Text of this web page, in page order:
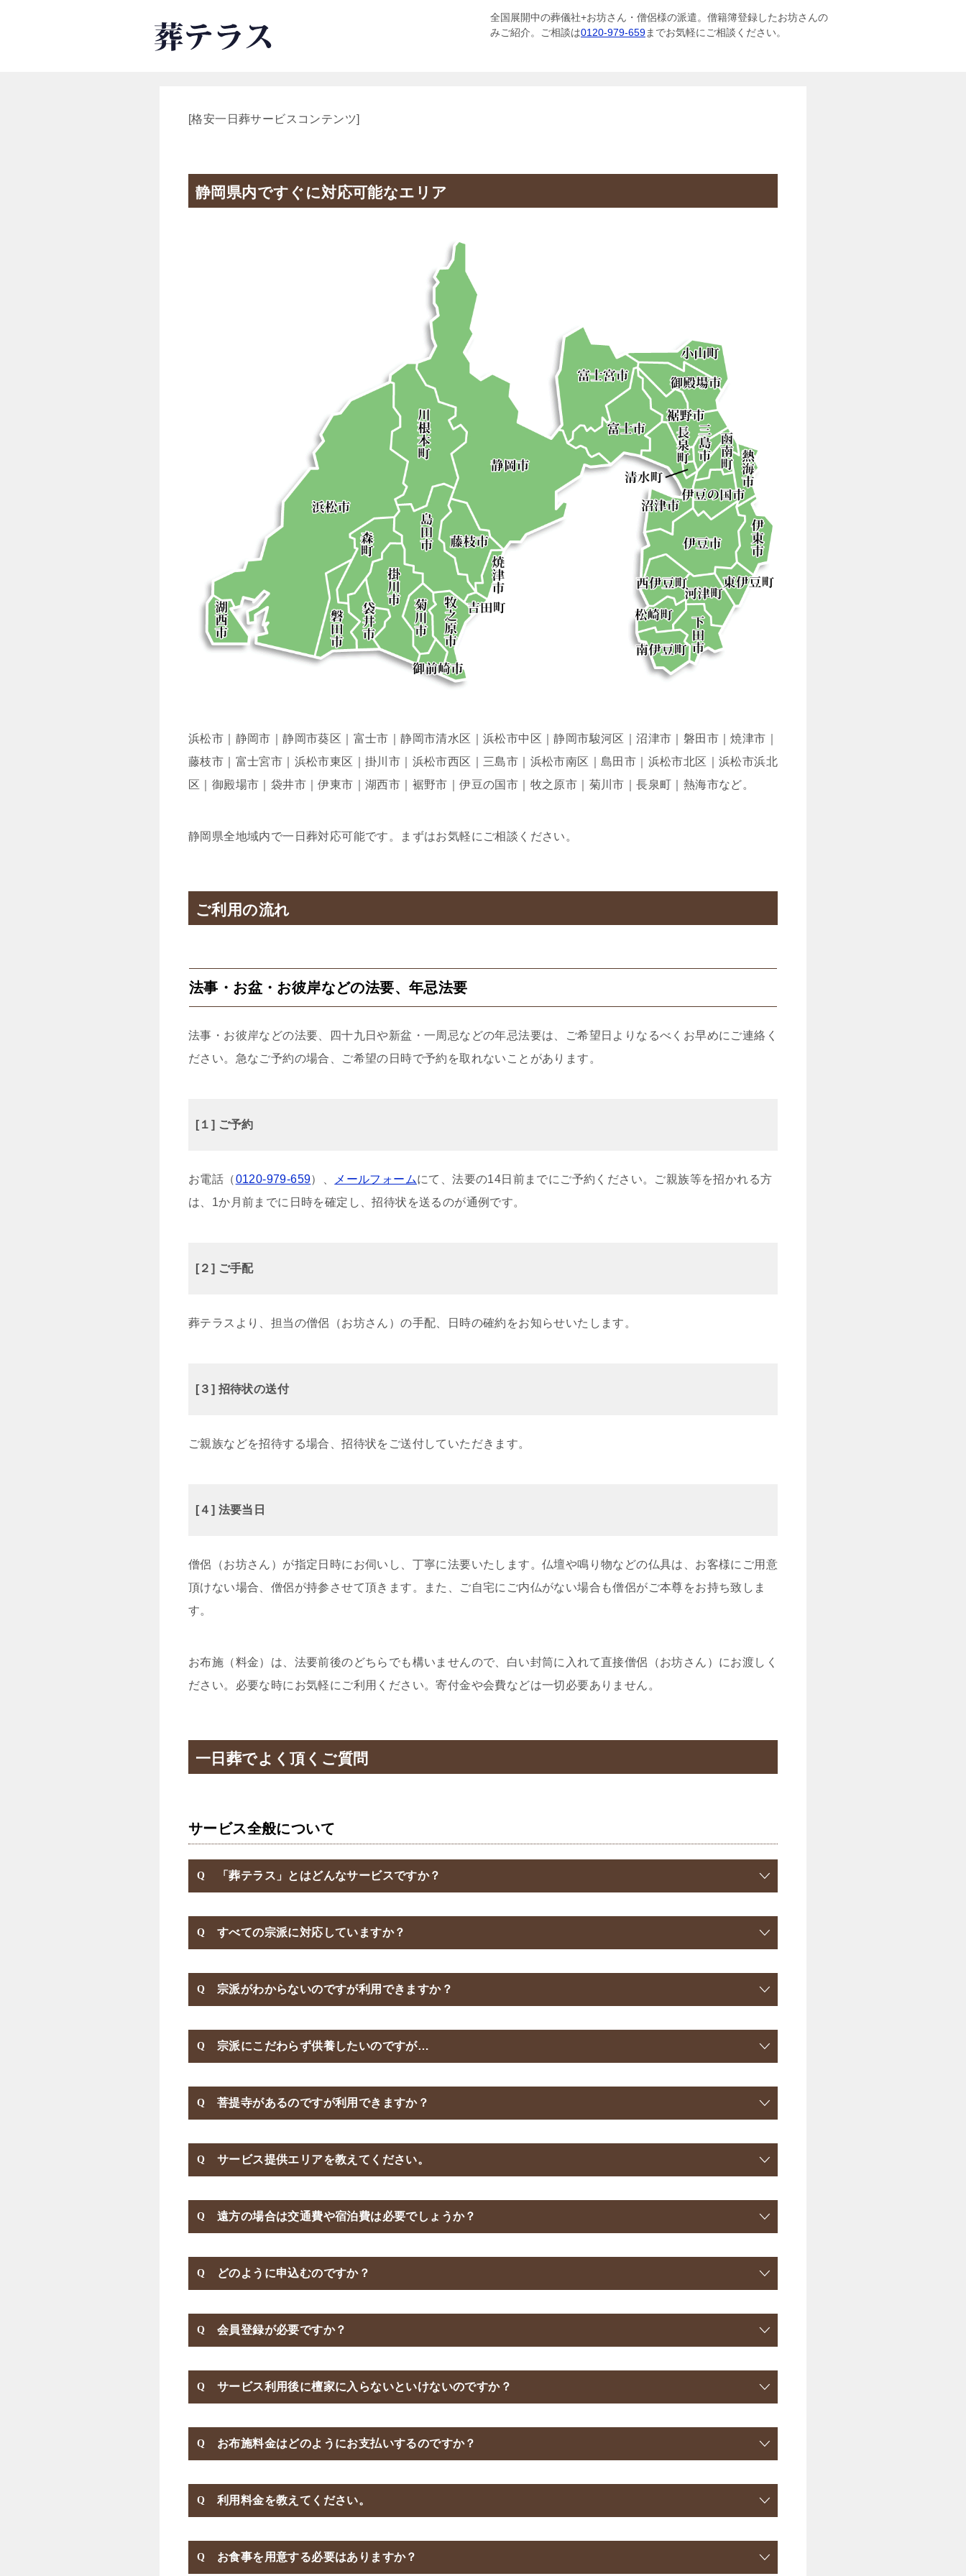
全国展開中の葬儀社+お坊さん・僧侶様の派遣。僧籍簿登録したお坊さんの
みご紹介。ご相談は0120-979-659までお気軽にご相談ください。
[格安一日葬サービスコンテンツ]
静岡県内ですぐに対応可能なエリア
浜松市｜静岡市｜静岡市葵区｜富士市｜静岡市清水区｜浜松市中区｜静岡市駿河区｜沼津市｜磐田市｜焼津市｜
藤枝市｜富士宮市｜浜松市東区｜掛川市｜浜松市西区｜三島市｜浜松市南区｜島田市｜浜松市北区｜浜松市浜北
区｜御殿場市｜袋井市｜伊東市｜湖西市｜裾野市｜伊豆の国市｜牧之原市｜菊川市｜長泉町｜熱海市など。
静岡県全地域内で一日葬対応可能です。まずはお気軽にご相談ください。
ご利用の流れ
法事・お盆・お彼岸などの法要、年忌法要
法事・お彼岸などの法要、四十九日や新盆・一周忌などの年忌法要は、ご希望日よりなるべくお早めにご連絡く
ださい。急なご予約の場合、ご希望の日時で予約を取れないことがあります。
[１] ご予約
お電話（0120-979-659）、 メールフォームにて、法要の14日前までにご予約ください。ご親族等を招かれる方
は、1か月前までに日時を確定し、招待状を送るのが通例です。
[２] ご手配
葬テラスより、担当の僧侶（お坊さん）の手配、日時の確約をお知らせいたします。
[３] 招待状の送付
ご親族などを招待する場合、招待状をご送付していただきます。
[４] 法要当日
僧侶（お坊さん）が指定日時にお伺いし、丁寧に法要いたします。仏壇や鳴り物などの仏具は、お客様にご用意
頂けない場合、僧侶が持参させて頂きます。また、ご自宅にご内仏がない場合も僧侶がご本尊をお持ち致しま
す。
お布施（料金）は、法要前後のどちらでも構いませんので、白い封筒に入れて直接僧侶（お坊さん）にお渡しく
ださい。必要な時にお気軽にご利用ください。寄付金や会費などは一切必要ありません。
一日葬でよく頂くご質問
サービス全般について
「葬テラス」とはどんなサービスですか？
すべての宗派に対応していますか？
宗派がわからないのですが利用できますか？
宗派にこだわらず供養したいのですが…
菩提寺があるのですが利用できますか？
サービス提供エリアを教えてください。
遠方の場合は交通費や宿泊費は必要でしょうか？
どのように申込むのですか？
会員登録が必要ですか？
サービス利用後に檀家に入らないといけないのですか？
お布施料金はどのようにお支払いするのですか？
利用料金を教えてください。
お食事を用意する必要はありますか？